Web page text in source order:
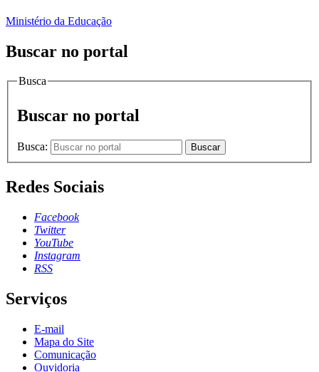
Ministério da Educação
Buscar no portal
Busca
Buscar no portal
Busca: Buscar
Redes Sociais
Facebook
Twitter
YouTube
Instagram
RSS
Serviços
E-mail
Mapa do Site
Comunicação
Ouvidoria